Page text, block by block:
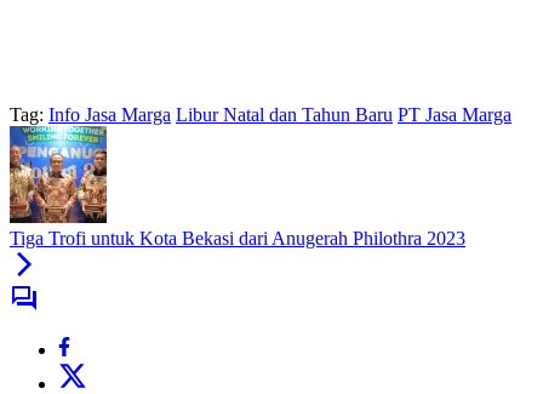
Tag: Info Jasa Marga Libur Natal dan Tahun Baru PT Jasa Marga
Tiga Trofi untuk Kota Bekasi dari Anugerah Philothra 2023